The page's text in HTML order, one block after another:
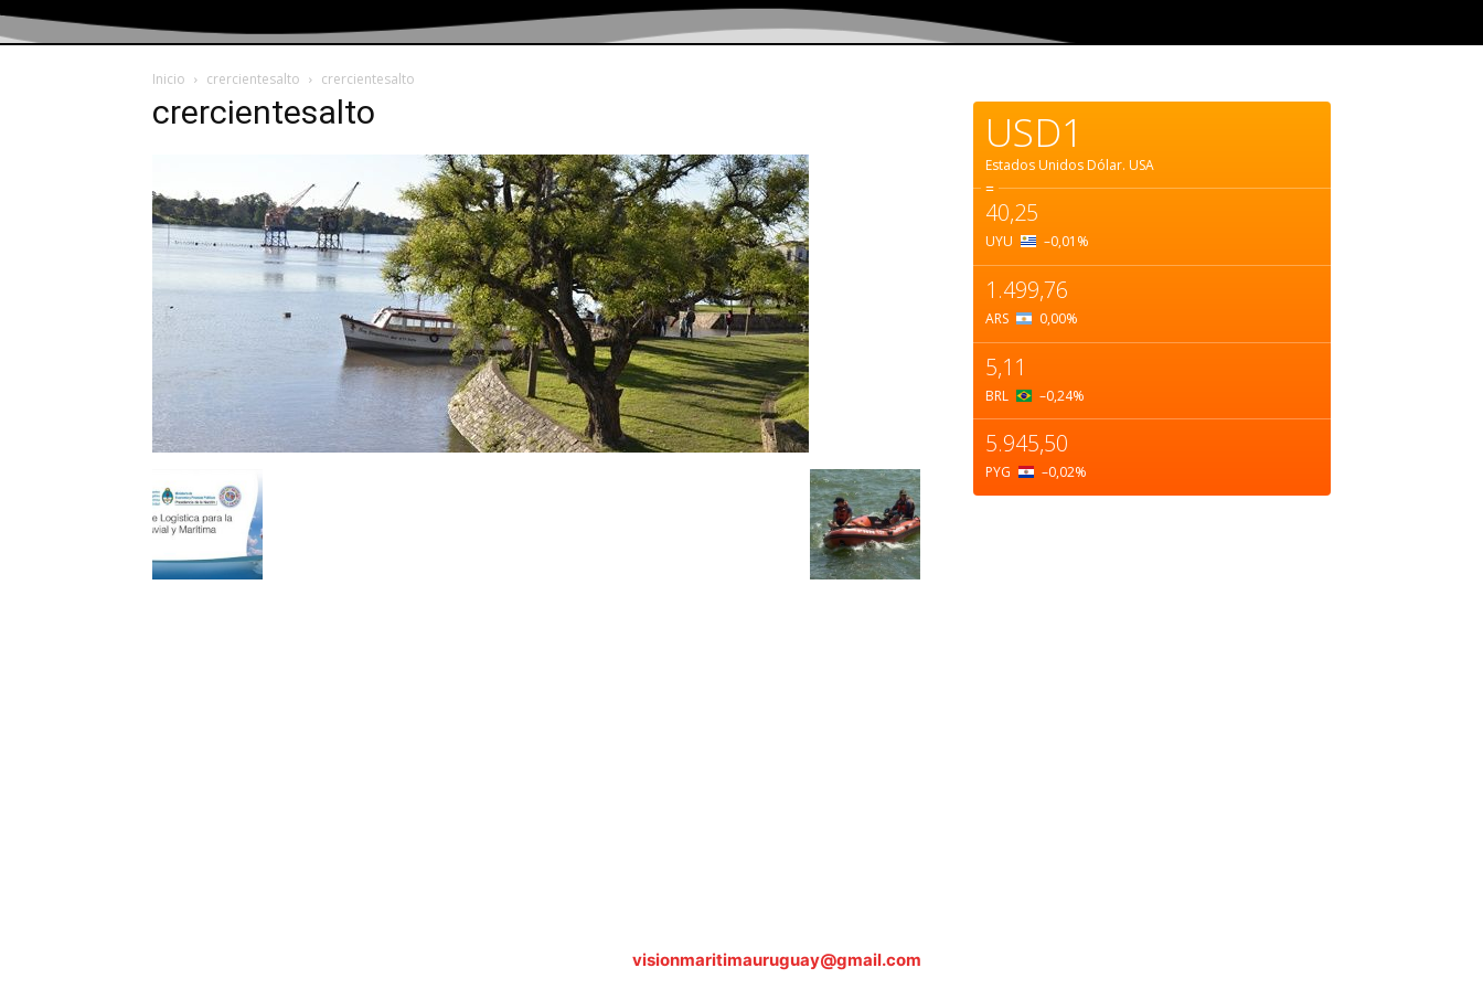
Inicio crercientesalto crercientesalto
crercientesalto USD1
Estados Unidos Dólar. USA
=
40,25
UYU –0,01 %
1.499,76
ARS 0,00%
5,11
BRL –0,24%
5.945,50
PYG –0,02%
visionmaritimauruguay@gmail.com